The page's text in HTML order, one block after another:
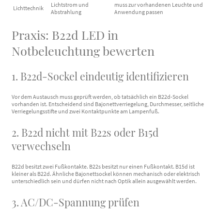
Lichttechnik
Lichtstrom und
Abstrahlung
muss zur vorhandenen Leuchte und
Anwendung passen
Praxis: B22d LED in
Notbeleuchtung bewerten
1. B22d-Sockel eindeutig identifizieren
Vor dem Austausch muss geprüft werden, ob tatsächlich ein B22d-Sockel
vorhanden ist. Entscheidend sind Bajonettverriegelung, Durchmesser, seitliche
Verriegelungsstifte und zwei Kontaktpunkte am Lampenfuß.
2. B22d nicht mit B22s oder B15d
verwechseln
B22d besitzt zwei Fußkontakte. B22s besitzt nur einen Fußkontakt. B15d ist
kleiner als B22d. Ähnliche Bajonettsockel können mechanisch oder elektrisch
unterschiedlich sein und dürfen nicht nach Optik allein ausgewählt werden.
3. AC/DC-Spannung prüfen